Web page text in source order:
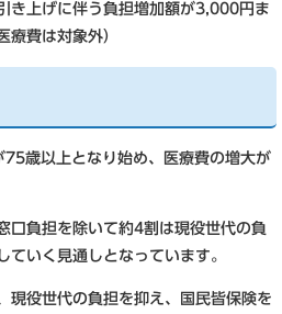
き上げに伴う負担増加額が3,000円ま
療費は対象外）
歳以上となり始め、医療費の増大が
口負担を除いて約4割は現役世代の負
いく見通しとなっています。
現役世代の負担を抑え、国民皆保険を